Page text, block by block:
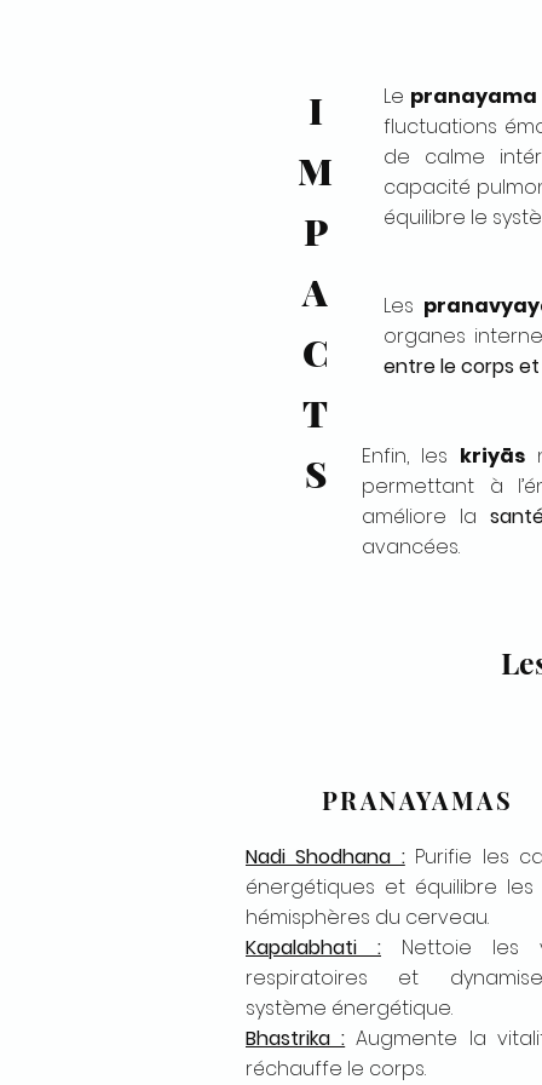
I
M
P
A
C
T
S
Le pranayama
fluctuations
de calme
capacité
équilibre le
Les
organes
entre le corps
Enfin, les kriyās
permettant à
améliore la
avancées.
PRANAYAMAS
Nadi Shodhana :Purifie les
énergétiques et équilibre les
hémisphères du cerveau.
Kapalabhati : Nettoie les
respiratoires et
système énergétique.
Bhastrika : Augmente la
réchauffe le corps.